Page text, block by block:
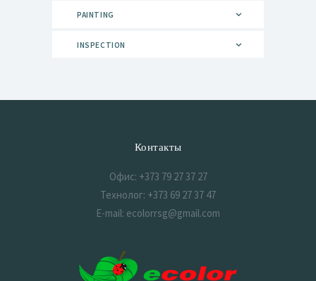
PAINTING
INSPECTION
Контакты
Офис: +373 79 27 37 27
Технолог: +373 69 27 37 47
E-mail: ecolorrsg@gmail.com